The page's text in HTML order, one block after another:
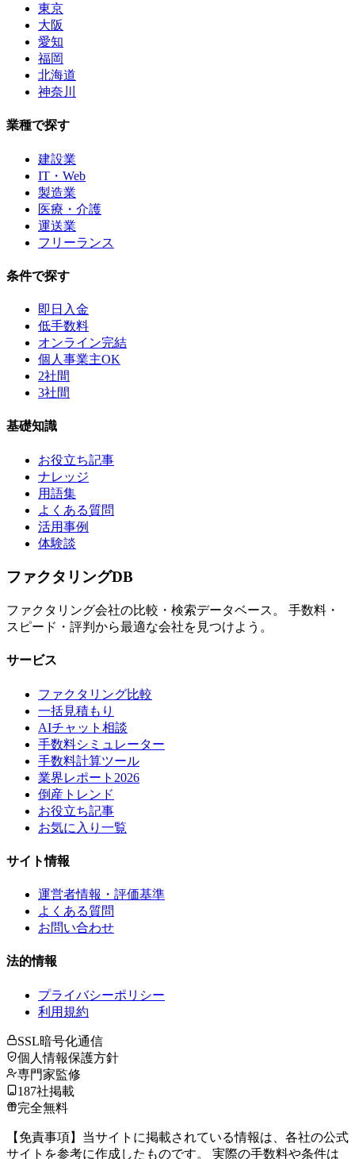
東京
大阪
愛知
福岡
北海道
神奈川
業種で探す
建設業
IT・Web
製造業
医療・介護
運送業
フリーランス
条件で探す
即日入金
低手数料
オンライン完結
個人事業主OK
2社間
3社間
基礎知識
お役立ち記事
ナレッジ
用語集
よくある質問
活用事例
体験談
ファクタリングDB
ファクタリング会社の比較・検索データベース。 手数料・
スピード・評判から最適な会社を見つけよう。
サービス
ファクタリング比較
一括見積もり
AIチャット相談
手数料シミュレーター
手数料計算ツール
業界レポート2026
倒産トレンド
お役立ち記事
お気に入り一覧
サイト情報
運営者情報・評価基準
よくある質問
お問い合わせ
法的情報
プライバシーポリシー
利用規約
SSL暗号化通信
個人情報保護方針
専門家監修
187社掲載
完全無料
【免責事項】当サイトに掲載されている情報は、各社の公式
サイトを参考に作成したものです。 実際の手数料や条件は